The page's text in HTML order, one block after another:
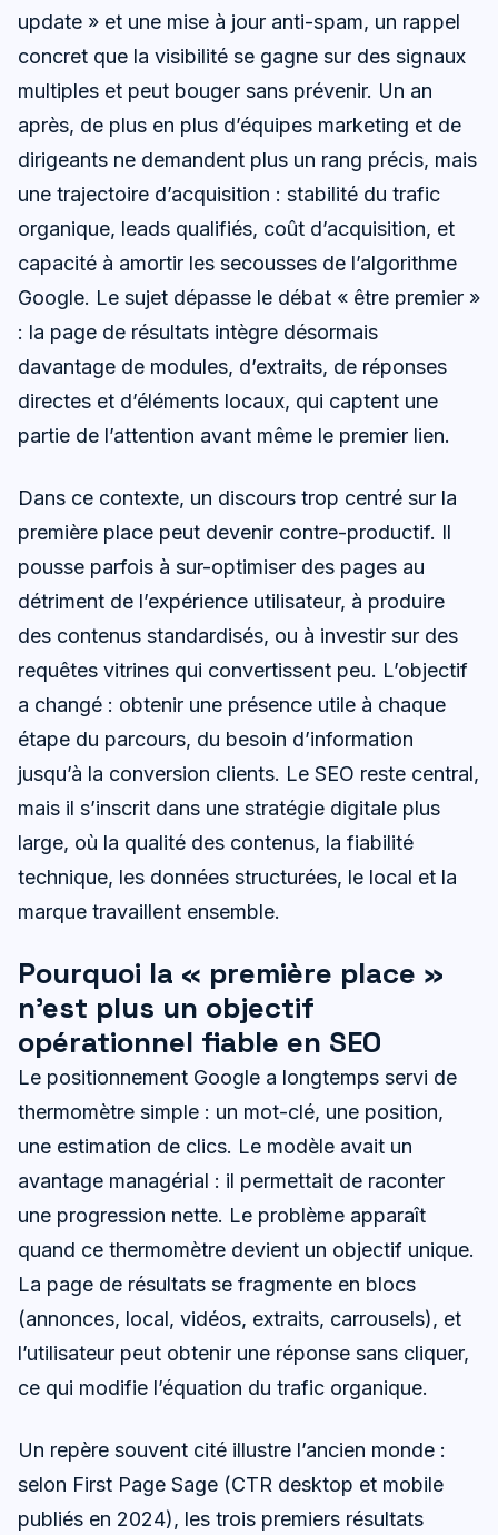
update » et une mise à jour anti-spam, un rappel
concret que la visibilité se gagne sur des signaux
multiples et peut bouger sans prévenir. Un an
après, de plus en plus d’équipes marketing et de
dirigeants ne demandent plus un rang précis, mais
une trajectoire d’acquisition : stabilité du trafic
organique, leads qualifiés, coût d’acquisition, et
capacité à amortir les secousses de l’algorithme
Google. Le sujet dépasse le débat « être premier »
: la page de résultats intègre désormais
davantage de modules, d’extraits, de réponses
directes et d’éléments locaux, qui captent une
partie de l’attention avant même le premier lien.
Dans ce contexte, un discours trop centré sur la
première place peut devenir contre-productif. Il
pousse parfois à sur-optimiser des pages au
détriment de l’expérience utilisateur, à produire
des contenus standardisés, ou à investir sur des
requêtes vitrines qui convertissent peu. L’objectif
a changé : obtenir une présence utile à chaque
étape du parcours, du besoin d’information
jusqu’à la conversion clients. Le SEO reste central,
mais il s’inscrit dans une stratégie digitale plus
large, où la qualité des contenus, la fiabilité
technique, les données structurées, le local et la
marque travaillent ensemble.
Pourquoi la « première place »
n’est plus un objectif
opérationnel fiable en SEO
Le positionnement Google a longtemps servi de
thermomètre simple : un mot-clé, une position,
une estimation de clics. Le modèle avait un
avantage managérial : il permettait de raconter
une progression nette. Le problème apparaît
quand ce thermomètre devient un objectif unique.
La page de résultats se fragmente en blocs
(annonces, local, vidéos, extraits, carrousels), et
l’utilisateur peut obtenir une réponse sans cliquer,
ce qui modifie l’équation du trafic organique.
Un repère souvent cité illustre l’ancien monde :
selon First Page Sage (CTR desktop et mobile
publiés en 2024), les trois premiers résultats